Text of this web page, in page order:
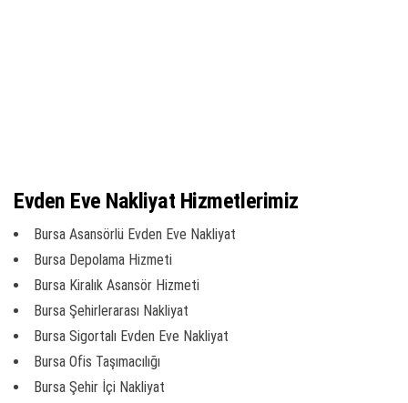
Evden Eve Nakliyat Hizmetlerimiz
Bursa Asansörlü Evden Eve Nakliyat
Bursa Depolama Hizmeti
Bursa Kiralık Asansör Hizmeti
Bursa Şehirlerarası Nakliyat
Bursa Sigortalı Evden Eve Nakliyat
Bursa Ofis Taşımacılığı
Bursa Şehir İçi Nakliyat